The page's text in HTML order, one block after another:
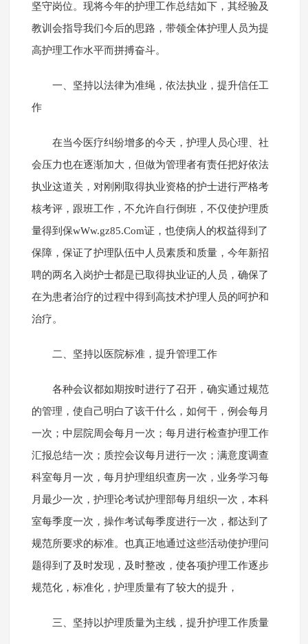
坚守岗位。现将今年的护理工作总结如下，其经验及
教训会指导我们今后的思路，带领全体护理人员为提
高护理工作水平而拼搏奋斗。
一、坚持以法律为准绳，依法执业，提升信任工
作
在当今医疗纠纷增多的今天，护理人员心理、社
会压力也在逐渐加大，但做为管理者有责任把好依法
执业这道关，对刚刚取得执业资格的护士进行严格考
核考评，跟班工作，不允许自行倒班，不仅使护理质
量得到保wWw.gz85.Com证，也使病人的权益得到了
保障，保证了护理队伍中人员素质和质量，今年新招
聘的两名入岗护士都是已取得执业证的人员，确保了
在为患者治疗的过程中得到高技术护理人员的呵护和
治疗。
二、坚持以医院标准，提升管理工作
各种会议都如期按时进行了召开，确实通过规范
的管理，使自己明白了该干什么，如何干，例会每月
一次；中层院周会每月一次；每月进行检查护理工作
汇报总结一次；质控会议每月进行一次；满意度调查
科室每月一次，每月护理组织查房一次，业务学习每
月最少一次，护理论考试护理部每月组织一次，本科
室每季度一次，操作考试每季度进行一次，都达到了
规范所要求的标准。也真正地通过这些活动使护理问
题得到了及时发现，及时整改，使各项护理工作逐步
规范化，标准化，护理质量有了较大的提升，
三、坚持以护理质量为主线，提升护理工作质量